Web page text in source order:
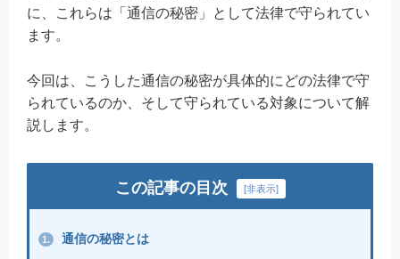
に、これらは「通信の秘密」として法律で守られてい
ます。
今回は、こうした通信の秘密が具体的にどの法律で守
られているのか、そして守られている対象について解
説します。
この記事の目次 [非表示]
1. 通信の秘密とは